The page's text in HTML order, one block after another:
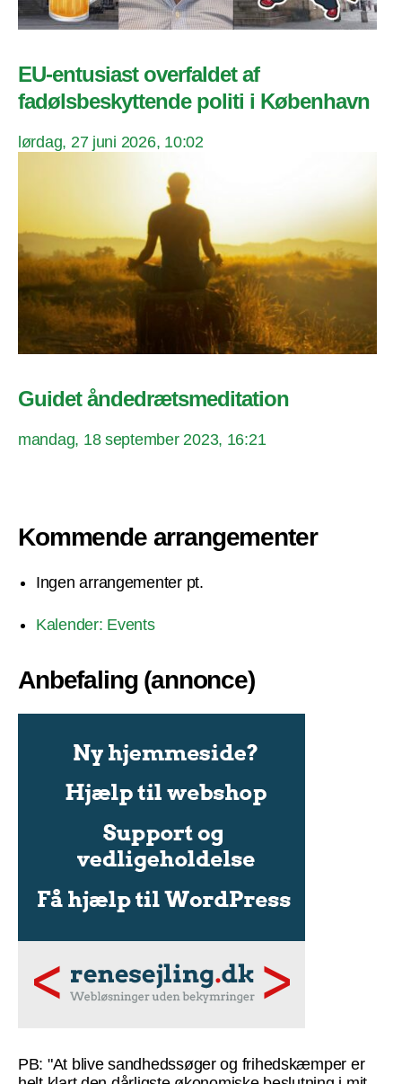
EU-entusiast overfaldet af
fadølsbeskyttende politi i København
lørdag, 27 juni 2026, 10:02
Guidet åndedrætsmeditation
mandag, 18 september 2023, 16:21
Kommende arrangementer
Ingen arrangementer pt.
Kalender: Events
Anbefaling (annonce)
PB: "At blive sandhedssøger og frihedskæmper er